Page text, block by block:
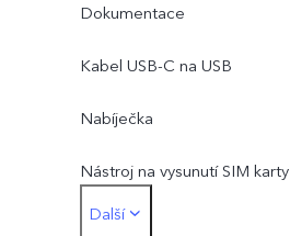
Dokumentace
Kabel USB-C na USB
Nabíječka
Nástroj na vysunutí SIM karty
Kryt na telefon
Další